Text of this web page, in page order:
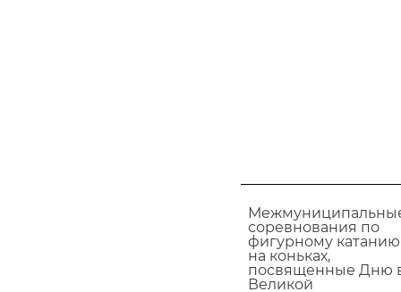
соревнования по
фигурному катанию
на коньках,
посвященные Дню
Великой